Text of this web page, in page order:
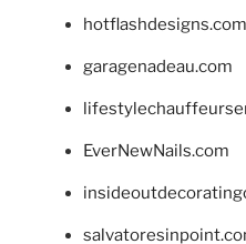
hotflashdesigns.com
garagenadeau.com
EverNewNails.com